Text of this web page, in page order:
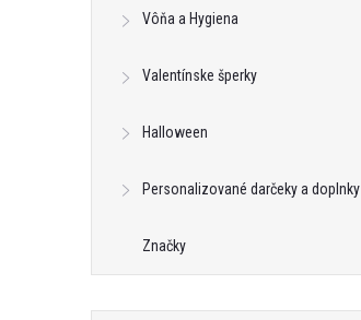
Vôňa a Hygiena
Valentínske šperky
Halloween
Personalizované darčeky a doplnky
Značky